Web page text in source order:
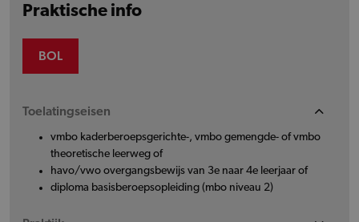
Praktische info
BOL
Toelatingseisen
vmbo kaderberoepsgerichte-, vmbo gemengde- of vmbo
theoretische leerweg of
havo/vwo overgangsbewijs van 3e naar 4e leerjaar of
diploma basisberoepsopleiding (mbo niveau 2)